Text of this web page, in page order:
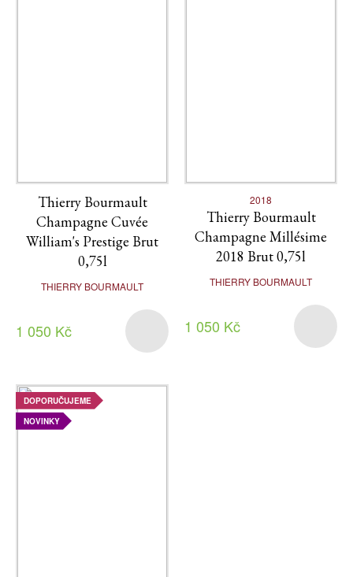
Thierry Bourmault
Champagne Cuvée
William's Prestige Brut
0,75l
THIERRY BOURMAULT
1 050 Kč
2018
Thierry Bourmault
Champagne Millésime
2018 Brut 0,75l
THIERRY BOURMAULT
1 050 Kč
DOPORUČUJEME
NOVINKY